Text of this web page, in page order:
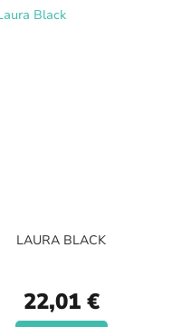
LAURA BLACK
22,01 €